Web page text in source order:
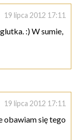
19 lipca 2012 17:11
:) W sumie,
19 lipca 2012 17:11
obawiam się tego